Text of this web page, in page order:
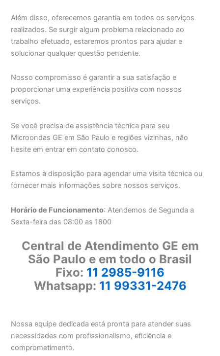
Além disso, oferecemos garantia em todos os serviços
realizados. Se surgir algum problema relacionado ao
trabalho efetuado, estaremos prontos para ajudar e
solucionar qualquer questão pendente.
Nosso compromisso é garantir a sua satisfação e
proporcionar uma experiência positiva com nossos
serviços.
Se você precisa de assistência técnica para seu
Microondas GE em São Paulo e regiões vizinhas, não
hesite em entrar em contato conosco.
Estamos à disposição para agendar uma visita técnica ou
fornecer mais informações sobre nossos serviços.
Horário de Funcionamento: Atendemos de Segunda a
Sexta-feira das 08:00 as 1800
Central de Atendimento GE em
São Paulo e em todo o Brasil
Fixo: 11 2985-9116
Whatsapp: 11 99331-2476
Nossa equipe dedicada está pronta para atender suas
necessidades com profissionalismo, eficiência e
comprometimento.